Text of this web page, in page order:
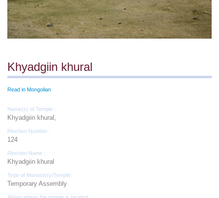
Khyadgiin khural
Read in Mongolian
Name(s) of Temple :
Khyadgiin khural,
Rinchen Number :
124
Rinchen Name :
Khyadgiin khural
Type of Monastery/Temple:
Temporary Assembly